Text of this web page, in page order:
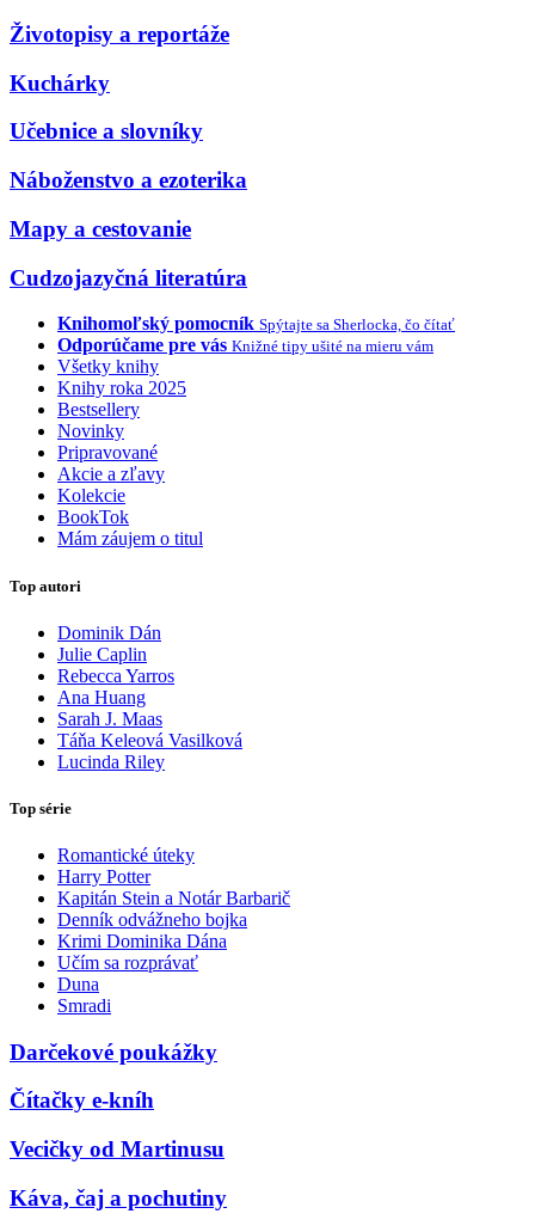
Životopisy a reportáže
Kuchárky
Učebnice a slovníky
Náboženstvo a ezoterika
Mapy a cestovanie
Cudzojazyčná literatúra
Knihomoľský pomocník Spýtajte sa Sherlocka, čo čítať
Odporúčame pre vás Knižné tipy ušité na mieru vám
Všetky knihy
Knihy roka 2025
Bestsellery
Novinky
Pripravované
Akcie a zľavy
Kolekcie
BookTok
Mám záujem o titul
Top autori
Dominik Dán
Julie Caplin
Rebecca Yarros
Ana Huang
Sarah J. Maas
Táňa Keleová Vasilková
Lucinda Riley
Top série
Romantické úteky
Harry Potter
Kapitán Stein a Notár Barbarič
Denník odvážneho bojka
Krimi Dominika Dána
Učím sa rozprávať
Duna
Smradi
Darčekové poukážky
Čítačky e-kníh
Vecičky od Martinusu
Káva, čaj a pochutiny